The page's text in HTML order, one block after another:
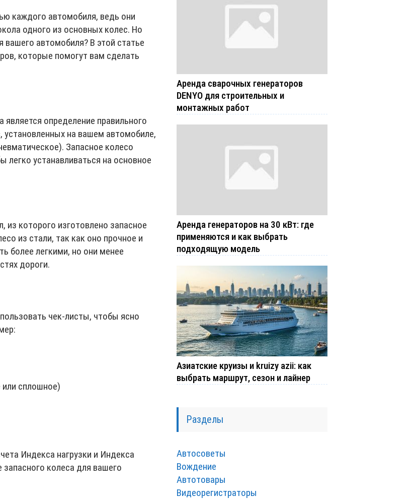
каждого автомобиля, ведь они
одного из основных колес. Но
автомобиля? В этой статье
которые помогут вам сделать
определение правильного
на вашем автомобиле,
Запасное колесо
устанавливаться на основное
из которого изготовлено запасное
из стали, так как оно прочное и
более легкими, но они менее
дороги.
чек-листы, чтобы ясно
или сплошное)
Индекса нагрузки и Индекса
колеса для вашего
Аренда сварочных генераторов
DENYO для строительных и
монтажных работ
Аренда генераторов на 30 кВт: где
применяются и как выбрать
подходящую модель
Азиатские круизы и kruizy azii: как
выбрать маршрут, сезон и лайнер
Разделы
Автосоветы
Вождение
Автотовары
Видеорегистраторы